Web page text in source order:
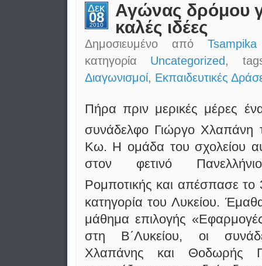
Δεκ
08
2010
Αγώνας δρόμου
καλές ιδέες
Δημοσιευμένο από
κατηγορία Uncategorized ,
Διαγωνισμοί, Εκπαιδευτικές
Πήρα πριν μερικές μέρες
συνάδελφο Γιώργο Χλαπάνη
Κω. Η ομάδα του σχολείου
στον φετινό
Ρομποτικής και απέσπασε το
κατηγορία του Λυκείου.
μάθημα επιλογής
στη Β΄Λυκείου, οι
Χλαπάνης και Θοδωρής